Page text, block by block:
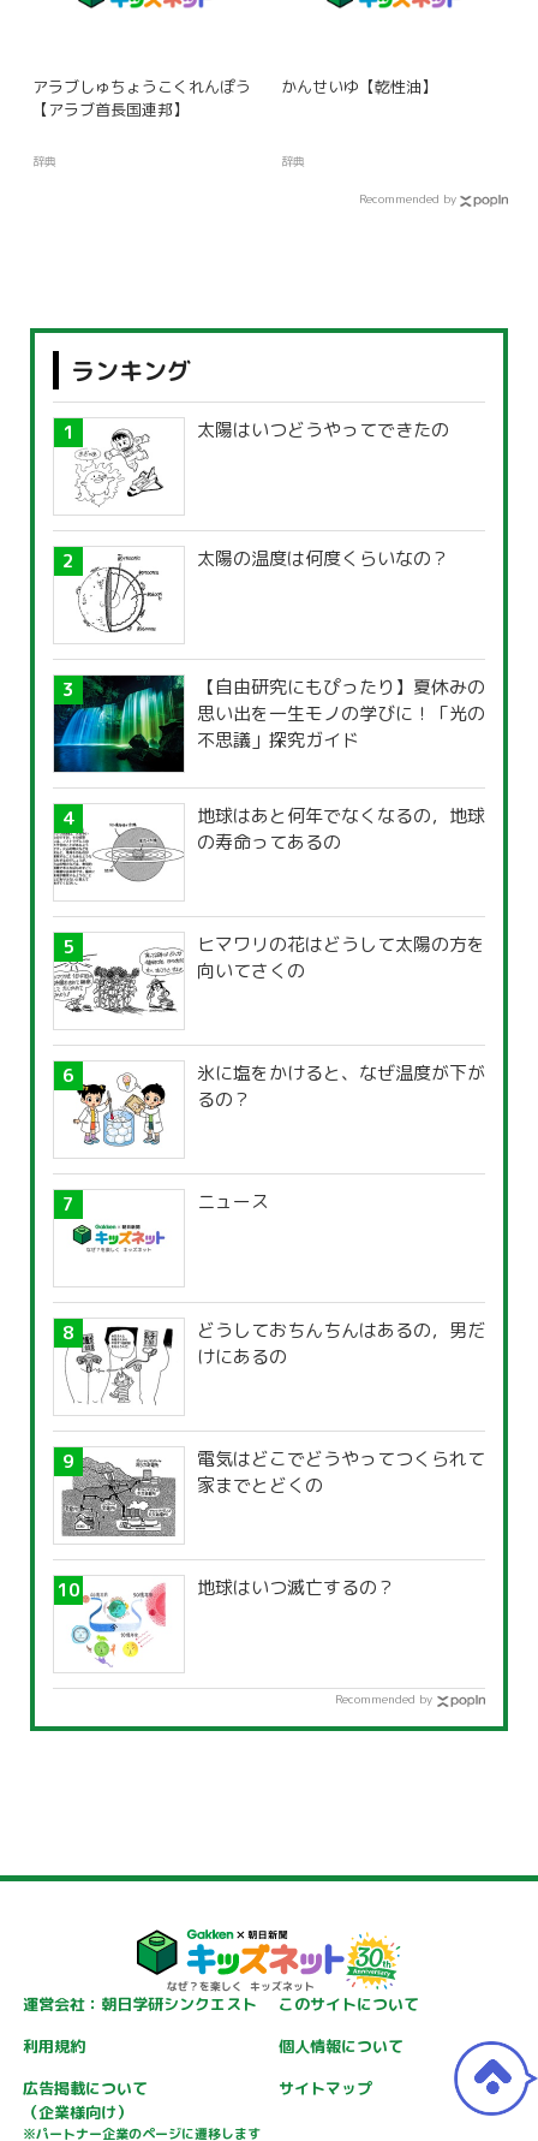
アラブしゅちょうこくれんぽう
【アラブ首長国連邦】
辞典
かんせいゆ【乾性油】
辞典
Recommended by
ランキング
太陽はいつどうやってできたの
太陽の温度は何度くらいなの？
【自由研究にもぴったり】夏休みの
思い出を一生モノの学びに！「光の
不思議」探究ガイド
地球はあと何年でなくなるの，地球
の寿命ってあるの
ヒマワリの花はどうして太陽の方を
向いてさくの
氷に塩をかけると、なぜ温度が下が
るの？
ニュース
どうしておちんちんはあるの，男だ
けにあるの
電気はどこでどうやってつくられて
家までとどくの
地球はいつ滅亡するの？
Recommended by
運営会社：朝日学研シンクエスト
このサイトについて
利用規約
個人情報について
広告掲載について
（企業様向け）
※パートナー企業のページに遷移します
サイトマップ